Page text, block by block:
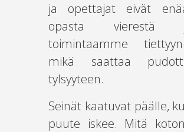
ja opettajat eivät
opasta vierestä
toimintaamme
mikä saattaa
tylsyyteen.
Seinät kaatuvat päälle,
puute iskee. Mitä